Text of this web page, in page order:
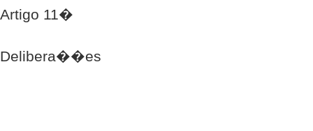
Artigo 11�
Delibera��es